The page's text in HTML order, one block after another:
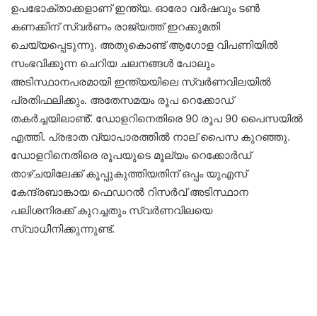
ഉപഭോക്താക്കളാണ് ഇന്ത്യ. ഓരോ വർഷവും ടൺ
കണക്കിന് സ്വർണം രാജ്യത്ത് ഇറക്കുമതി
ചെയ്യപ്പെടുന്നു. അതുകൊണ്ട് ആഗോള വിപണിയിൽ
സംഭവിക്കുന്ന ചെറിയ ചലനങ്ങൾ പോലും
അടിസ്ഥാനപരമായി ഇന്ത്യയിലെ സ്വർണവിലയിൽ
പ്രതിഫലിക്കും. അതേസമയം രൂപ റെക്കോഡ്
തകർച്ചയിലാൺ്. ഡോളറിനെതിരെ 90 രൂപ 90 പൈസയിൽ
എത്തി. പ്രഭാത വ്യാപാരത്തിൽ നാല് പൈസ കുറഞ്ഞു.
ഡോളറിനെതിരെ രൂപയുടെ മൂല്യം റെക്കോർഡ്
താഴ്ചയിലേക്ക് കൂപ്പുകുത്തിയതിന് ഒപ്പം യുഎസ്
കേന്ദ്രബാങ്കായ ഫെഡറൽ റിസർവ് അടിസ്ഥാന
പലിശനിരക്ക് കുറച്ചതും സ്വർണവിലയെ
സ്വാധീനിക്കുന്നുണ്ട്.